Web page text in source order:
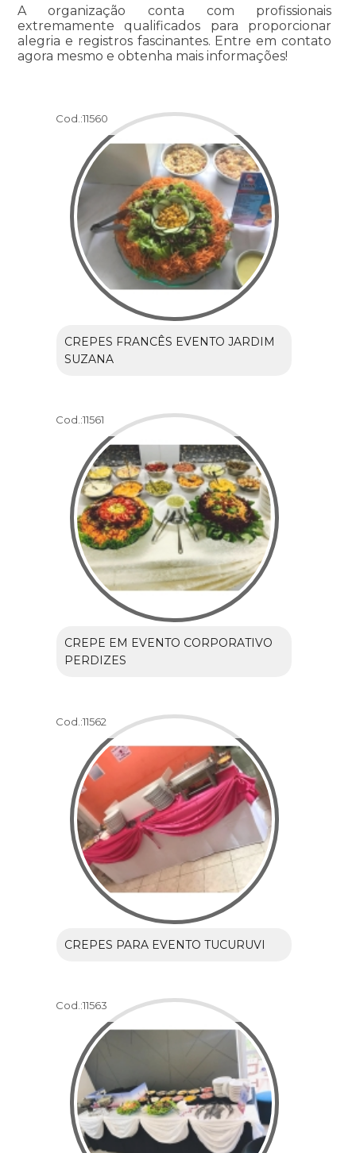
A organização conta com profissionais
extremamente qualificados para proporcionar
alegria e registros fascinantes. Entre em contato
agora mesmo e obtenha mais informações!
Cod.:11560
CREPES FRANCÊS EVENTO JARDIM
SUZANA
Cod.:11561
CREPE EM EVENTO CORPORATIVO
PERDIZES
Cod.:11562
CREPES PARA EVENTO TUCURUVI
Cod.:11563